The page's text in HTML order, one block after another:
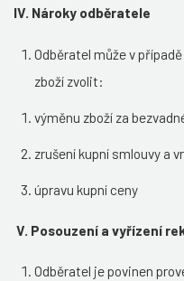
IV. Nároky odběratele
Odběratel může v
zboží zvolit:
výměnu zboží za
zrušení kupní smlouvy a
úpravu kupní ceny
V. Posouzení a vyřízení
Odběratel je povinen